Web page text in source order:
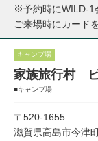
※予約時にWILD-1
ご来場時にカード
キャンプ場
家族旅行村
■キャンプ場
〒520-1655
滋賀県高島市今津